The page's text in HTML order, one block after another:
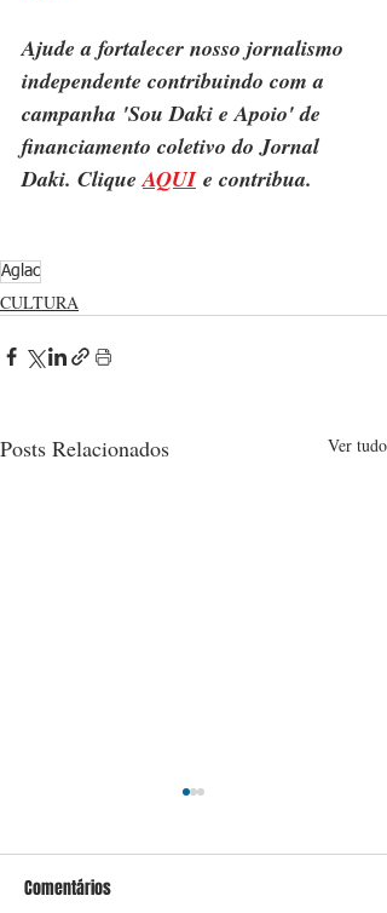
Ajude a fortalecer nosso jornalismo
independente contribuindo com a
campanha 'Sou Daki e Apoio' de
financiamento coletivo do Jornal
Daki. Clique AQUI e contribua.
Aglac
CULTURA
Posts Relacionados Ver tudo
Comentários